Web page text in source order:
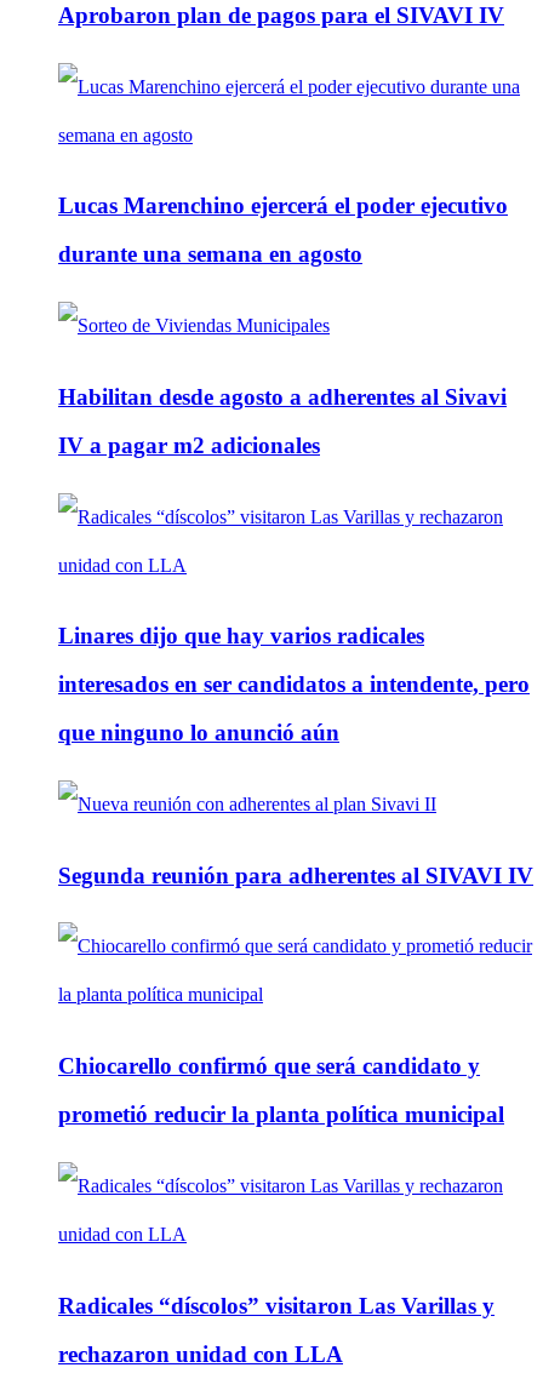
Aprobaron plan de pagos para el SIVAVI IV
Lucas Marenchino ejercerá el poder ejecutivo
durante una semana en agosto
Habilitan desde agosto a adherentes al Sivavi
IV a pagar m2 adicionales
Linares dijo que hay varios radicales
interesados en ser candidatos a intendente, pero
que ninguno lo anunció aún
Segunda reunión para adherentes al SIVAVI IV
Chiocarello confirmó que será candidato y
prometió reducir la planta política municipal
Radicales “díscolos” visitaron Las Varillas y
rechazaron unidad con LLA